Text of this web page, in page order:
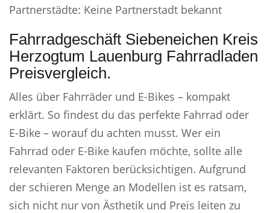
Partnerstädte: Keine Partnerstadt bekannt
Fahrradgeschäft Siebeneichen Kreis
Herzogtum Lauenburg Fahrradladen
Preisvergleich.
Alles über Fahrräder und E-Bikes – kompakt
erklärt. So findest du das perfekte Fahrrad oder
E-Bike – worauf du achten musst. Wer ein
Fahrrad oder E-Bike kaufen möchte, sollte alle
relevanten Faktoren berücksichtigen. Aufgrund
der schieren Menge an Modellen ist es ratsam,
sich nicht nur von Ästhetik und Preis leiten zu